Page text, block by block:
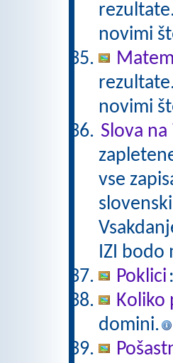
novimi
novimi
Slova na
vse
IZI bodo
Poklici
Koliko
domini.